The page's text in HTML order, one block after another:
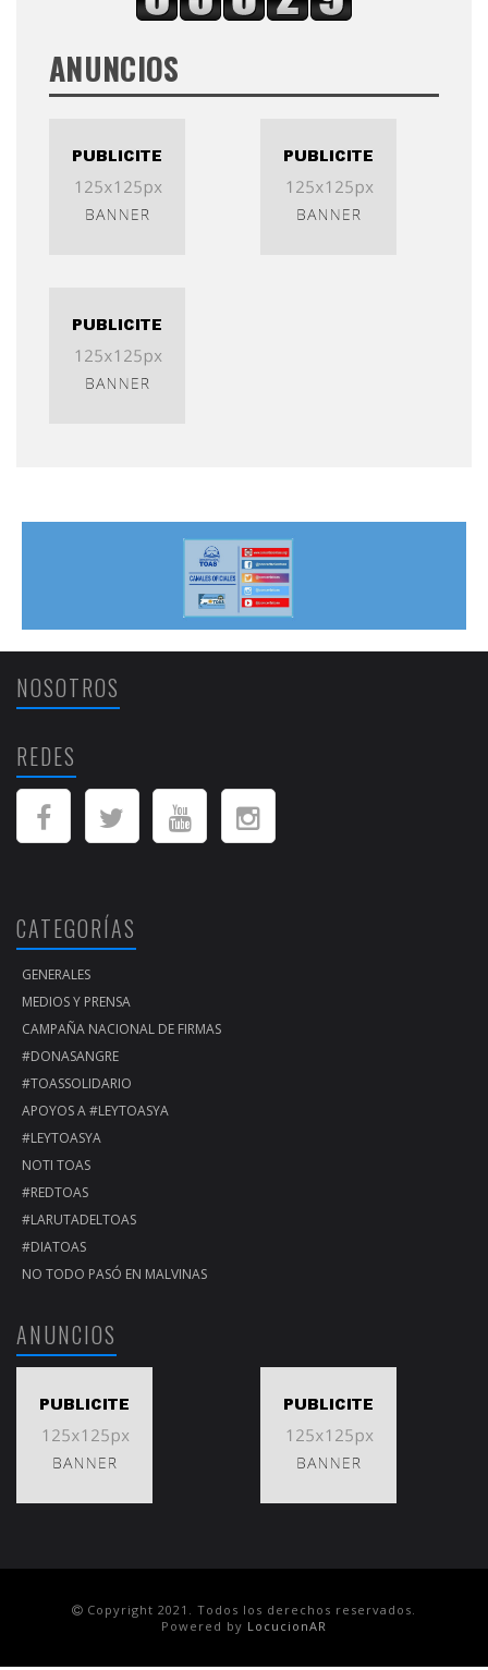
ANUNCIOS
NOSOTROS
REDES
CATEGORÍAS
GENERALES
MEDIOS Y PRENSA
CAMPAÑA NACIONAL DE FIRMAS
#DONASANGRE
#TOASSOLIDARIO
APOYOS A #LEYTOASYA
#LEYTOASYA
NOTI TOAS
#REDTOAS
#LARUTADELTOAS
#DIATOAS
NO TODO PASÓ EN MALVINAS
ANUNCIOS
Copyright 2021. Todos los derechos reservados.
Powered by LocucionAR